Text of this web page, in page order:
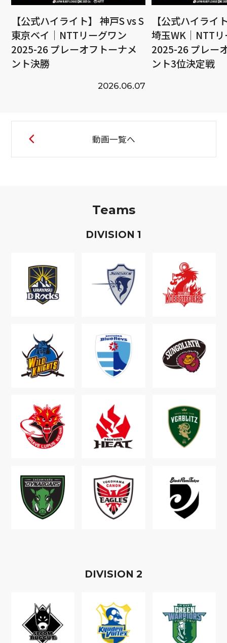
【公式ハイライト】 神戸S vs S
東京ベイ｜NTTリーグワン
2025-26 プレーオフトーナメ
ント決勝
2026.06.07
【公式ハイライ
埼玉WK｜NTT
2025-26 プレー
ント3位決定戦
動画一覧へ
Teams
DIVISION 1
DIVISION 2